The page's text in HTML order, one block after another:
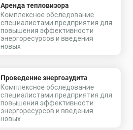
Аренда тепловизора
Комплексное обследование
специалистами предприятия для
повышения эффективности
энергоресурсов и введения
новых
Проведение энергоаудита
Комплексное обследование
специалистами предприятия для
повышения эффективности
энергоресурсов и введения
новых